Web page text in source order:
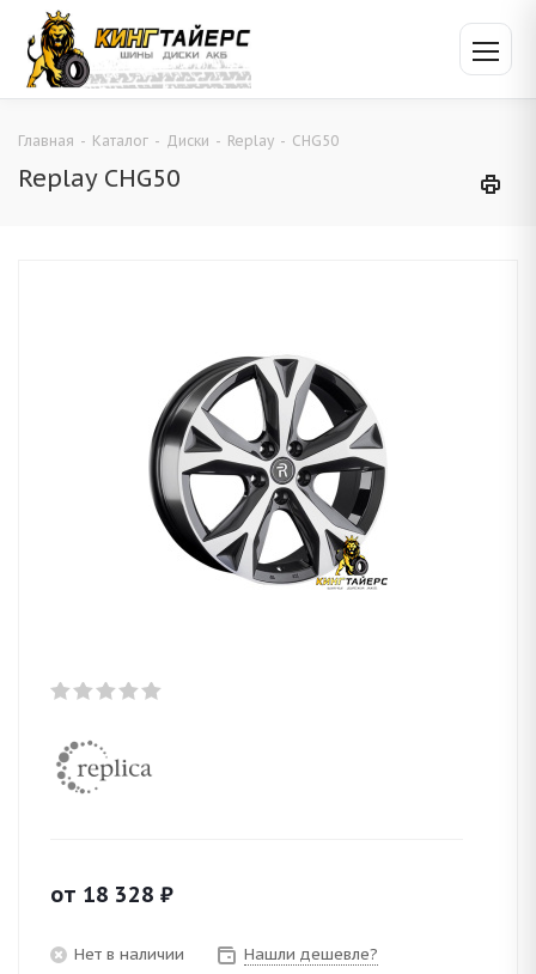
Главная - Каталог - Диски - Replay - CHG50
Replay CHG50
от 18 328 ₽
Нет в наличии
Нашли дешевле?